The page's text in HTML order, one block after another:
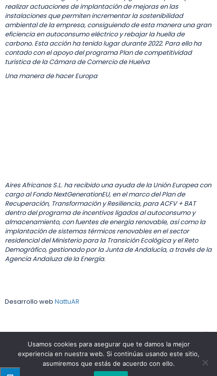
realizar actuaciones de implantación de mejoras en las
instalaciones que permiten incrementar la sostenibilidad
ambiental de la empresa, consiguiendo de esta manera una gran
eficiencia en autoconsumo eléctrico y rebajar la huella de
carbono. Esta acción ha tenido lugar durante 2022. Para ello ha
contado con el apoyo del programa Plan de competitividad
turística de la Cámara de Comercio de Huelva
Una manera de hacer Europa
Aires Africanos S.L. ha recibido una ayuda de la Unión Europea con
cargo al Fondo NextGenerationEU, en el marco del Plan de
Recuperación, Transformación y Resiliencia, para ACFV + BAT
dentro del programa de incentivos ligados al autoconsumo y
almacenamiento, con fuentes de energía renovable, así como la
implantación de sistemas térmicos renovables en el sector
residencial del Ministerio para la Transición Ecológica y el Reto
Demográfico, gestionado por la Junta de Andalucía, a través de la
Agencia Andaluza de la Energía.
Desarrollo web NattuAR
Copyright Aires Africanos | Diseñado porNattuAR| Hecho con
en Matalascañas | Todos los derechos reservados
Español( Spanish) English
Usamos cookies para asegurar que te damos la mejor
experiencia en nuestra web. Si continúas usando este sitio,
asumiremos que estás de acuerdo con ello.